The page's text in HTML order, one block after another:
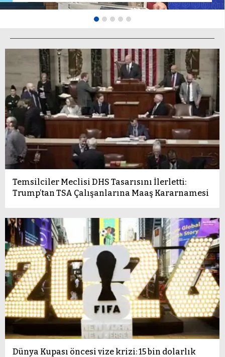
Temsilciler Meclisi DHS Tasarısını İlerletti:
Trump’tan TSA Çalışanlarına Maaş Kararnamesi
Dünya Kupası öncesi vize krizi: 15 bin dolarlık